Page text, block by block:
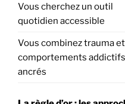
Vous cherchez un outil
quotidien accessible
Vous combinez trauma et
comportements addictifs
ancrés